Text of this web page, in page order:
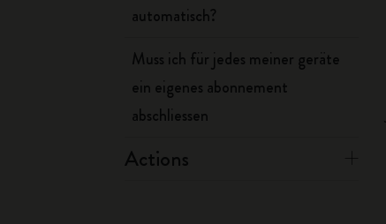
automatisch?
Muss ich für jedes meiner geräte
ein eigenes abonnement
abschliessen
Actions